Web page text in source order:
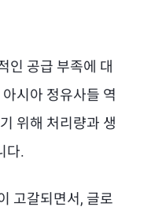
인 공급 부족에 대
시아 정유사들 역
위해 처리량과 생
다.
고갈되면서, 글로